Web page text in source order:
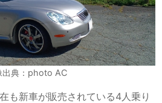
出典：photo AC
も新車が販売されている4人乗り